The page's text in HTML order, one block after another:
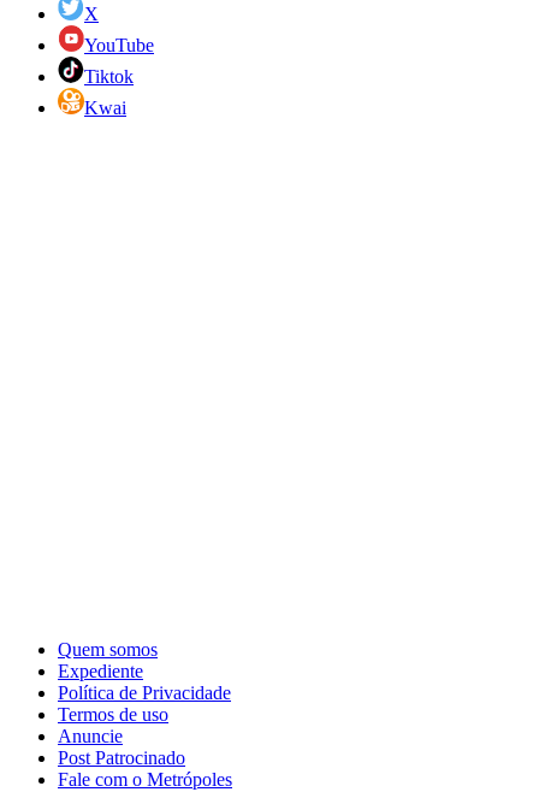
X
YouTube
Tiktok
Kwai
Quem somos
Expediente
Política de Privacidade
Termos de uso
Anuncie
Post Patrocinado
Fale com o Metrópoles